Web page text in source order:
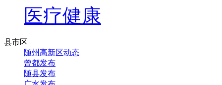
医疗健康
县市区
随州高新区动态
曾都发布
随县发布